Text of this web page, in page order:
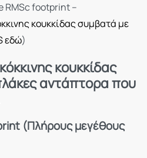
RMSc footprint –
κουκκίδας συμβατά με
εδώ)
κουκκίδας
αντάπτορα που
(Πλήρους μεγέθους